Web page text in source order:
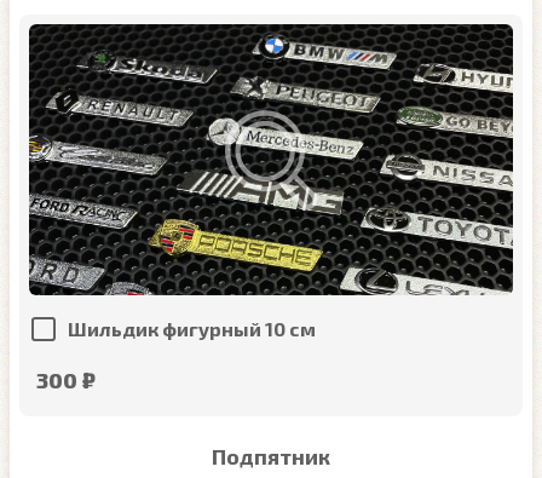
Шильдик фигурный 10 см
300 ₽
Подпятник